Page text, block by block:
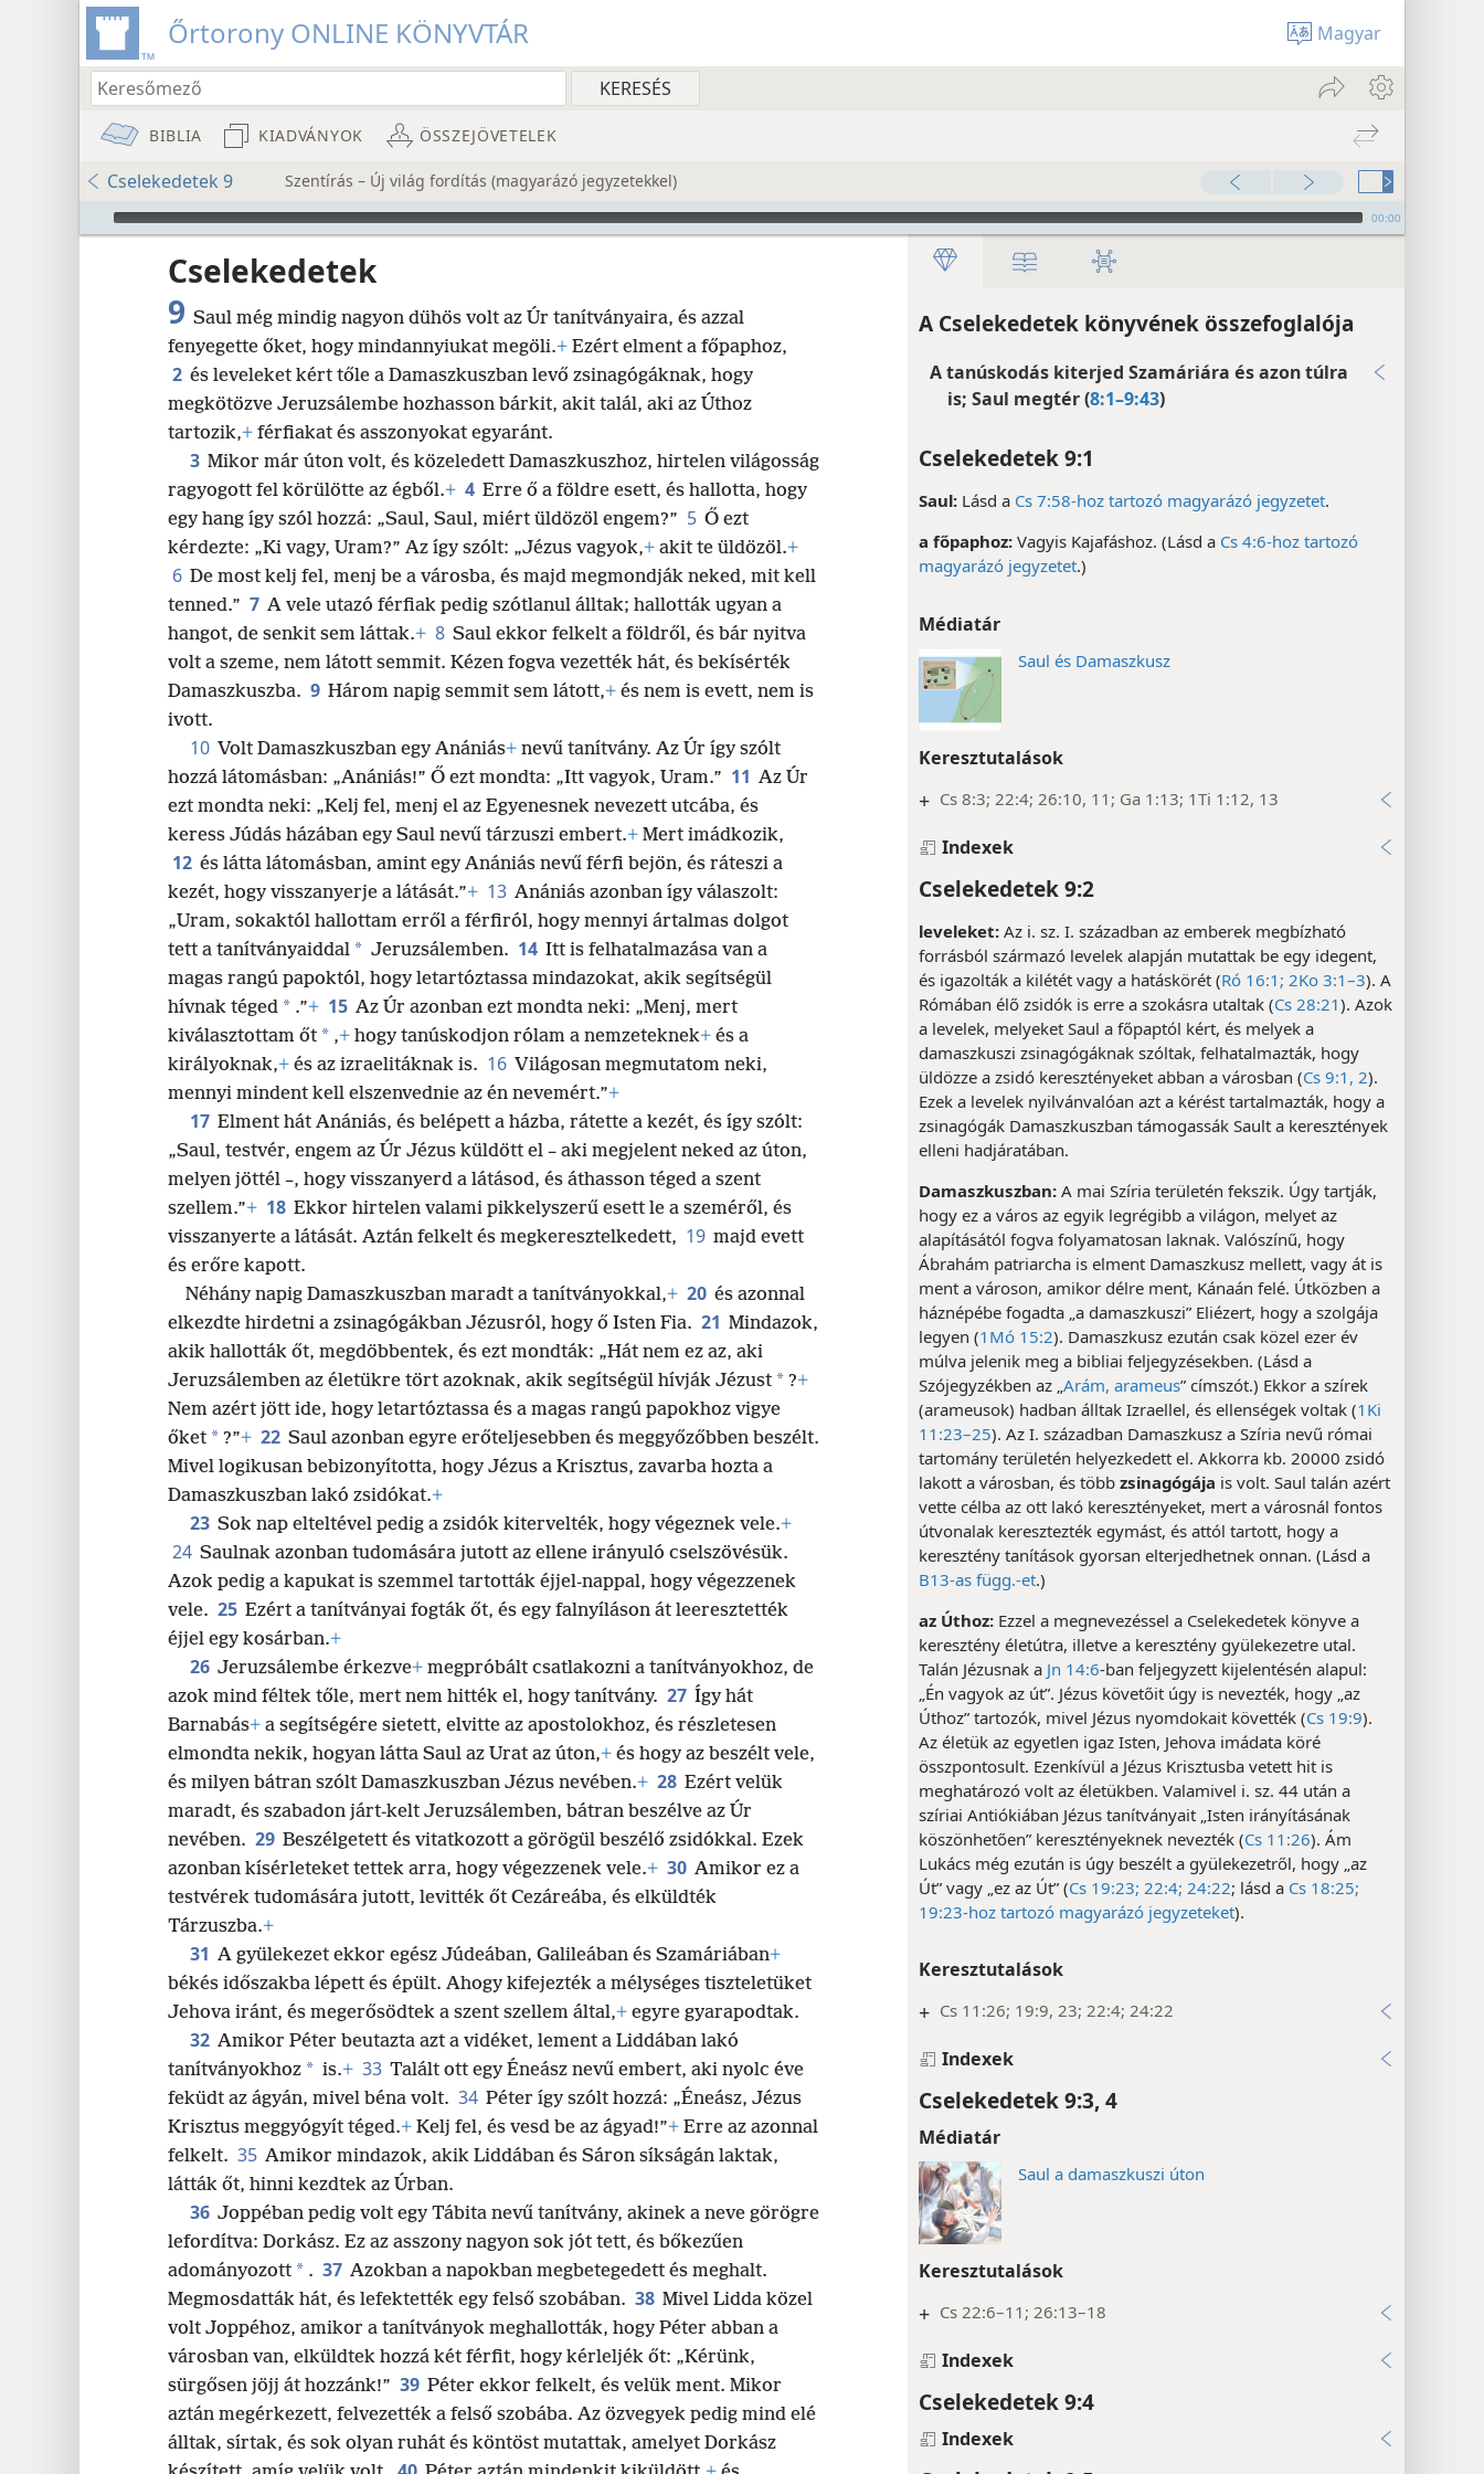
Őrtorony ONLINE KÖNYVTÁR Magyar
BIBLIA KIADVÁNYOK ÖSSZEJÖVETELEK
Cselekedetek 9 Szentírás – Új világ fordítás (magyarázó jegyzetekkel)
Audio Player 00:00
A Cselekedetek könyvének összefoglalója
A tanúskodás kiterjed Szamáriára és azon túlra
is; Saul megtér (8:1–9:43)
Cselekedetek 9:1
Saul: Lásd a Cs 7:58-hoz tartozó magyarázó jegyzetet.
a főpaphoz: Vagyis Kajafáshoz. (Lásd a Cs 4:6-hoz tartozó
magyarázó jegyzetet.)
Médiatár
Saul és Damaszkusz
Keresztutalások
+ Cs 8:3; 22:4; 26:10, 11; Ga 1:13; 1Ti 1:12, 13
Indexek
Cselekedetek 9:2
leveleket: Az i. sz. I. században az emberek megbízható
forrásból származó levelek alapján mutattak be egy idegent,
és igazolták a kilétét vagy a hatáskörét (Ró 16:1; 2Ko 3:1–3). A
Rómában élő zsidók is erre a szokásra utaltak (Cs 28:21). Azok
a levelek, melyeket Saul a főpaptól kért, és melyek a
damaszkuszi zsinagógáknak szóltak, felhatalmazták, hogy
üldözze a zsidó keresztényeket abban a városban (Cs 9:1, 2).
Ezek a levelek nyilvánvalóan azt a kérést tartalmazták, hogy a
zsinagógák Damaszkuszban támogassák Sault a keresztények
elleni hadjáratában.
Damaszkuszban: A mai Szíria területén fekszik. Úgy tartják,
hogy ez a város az egyik legrégibb a világon, melyet az
alapításától fogva folyamatosan laknak. Valószínű, hogy
Ábrahám patriarcha is elment Damaszkusz mellett, vagy át is
ment a városon, amikor délre ment, Kánaán felé. Útközben a
háznépébe fogadta „a damaszkuszi” Eliézert, hogy a szolgája
legyen (1Mó 15:2). Damaszkusz ezután csak közel ezer év
múlva jelenik meg a bibliai feljegyzésekben. (Lásd a
Szójegyzékben az „ Arám, arameus” címszót.) Ekkor a szírek
(arameusok) hadban álltak Izraellel, és ellenségek voltak (1Ki
11:23–25). Az I. században Damaszkusz a Szíria nevű római
tartomány területén helyezkedett el. Akkorra kb. 20000 zsidó
lakott a városban, és több zsinagógája is volt. Saul talán azért
vette célba az ott lakó keresztényeket, mert a városnál fontos
útvonalak keresztezték egymást, és attól tartott, hogy a
keresztény tanítások gyorsan elterjedhetnek onnan. (Lásd a
B13-as függ.-et.)
az Úthoz: Ezzel a megnevezéssel a Cselekedetek könyve a
keresztény életútra, illetve a keresztény gyülekezetre utal.
Talán Jézusnak a Jn 14:6-ban feljegyzett kijelentésén alapul:
„Én vagyok az út”. Jézus követőit úgy is nevezték, hogy „az
Úthoz” tartozók, mivel Jézus nyomdokait követték (Cs 19:9).
Az életük az egyetlen igaz Isten, Jehova imádata köré
összpontosult. Ezenkívül a Jézus Krisztusba vetett hit is
meghatározó volt az életükben. Valamivel i. sz. 44 után a
szíriai Antiókiában Jézus tanítványait „Isten irányításának
köszönhetően” keresztényeknek nevezték (Cs 11:26). Ám
Lukács még ezután is úgy beszélt a gyülekezetről, hogy „az
Út” vagy „ez az Út” (Cs 19:23; 22:4; 24:22; lásd a Cs 18:25;
19:23-hoz tartozó magyarázó jegyzeteket).
Keresztutalások
+ Cs 11:26; 19:9, 23; 22:4; 24:22
Indexek
Cselekedetek 9:3, 4
Médiatár
Saul a damaszkuszi úton
Keresztutalások
+ Cs 22:6–11; 26:13–18
Indexek
Cselekedetek 9:4
Indexek
Cselekedetek
9 Saul még mindig nagyon dühös volt az Úr tanítványaira, és azzal
fenyegette őket, hogy mindannyiukat megöli.+ Ezért elment a főpaphoz,
2 és leveleket kért tőle a Damaszkuszban levő zsinagógáknak, hogy
megkötözve Jeruzsálembe hozhasson bárkit, akit talál, aki az Úthoz
tartozik,+ férfiakat és asszonyokat egyaránt.
3 Mikor már úton volt, és közeledett Damaszkuszhoz, hirtelen világosság
ragyogott fel körülötte az égből.+ 4 Erre ő a földre esett, és hallotta, hogy
egy hang így szól hozzá: „Saul, Saul, miért üldözöl engem?” 5 Ő ezt
kérdezte: „Ki vagy, Uram?” Az így szólt: „Jézus vagyok,+ akit te üldözöl.+
6 De most kelj fel, menj be a városba, és majd megmondják neked, mit kell
tenned.” 7 A vele utazó férfiak pedig szótlanul álltak; hallották ugyan a
hangot, de senkit sem láttak.+ 8 Saul ekkor felkelt a földről, és bár nyitva
volt a szeme, nem látott semmit. Kézen fogva vezették hát, és bekísérték
Damaszkuszba. 9 Három napig semmit sem látott,+ és nem is evett, nem is
ivott.
10 Volt Damaszkuszban egy Anániás+ nevű tanítvány. Az Úr így szólt
hozzá látomásban: „Anániás!” Ő ezt mondta: „Itt vagyok, Uram.” 11 Az Úr
ezt mondta neki: „Kelj fel, menj el az Egyenesnek nevezett utcába, és
keress Júdás házában egy Saul nevű tárzuszi embert.+ Mert imádkozik,
12 és látta látomásban, amint egy Anániás nevű férfi bejön, és ráteszi a
kezét, hogy visszanyerje a látását.”+ 13 Anániás azonban így válaszolt:
„Uram, sokaktól hallottam erről a férfiról, hogy mennyi ártalmas dolgot
tett a tanítványaiddal * Jeruzsálemben. 14 Itt is felhatalmazása van a
magas rangú papoktól, hogy letartóztassa mindazokat, akik segítségül
hívnak téged * .”+ 15 Az Úr azonban ezt mondta neki: „Menj, mert
kiválasztottam őt * ,+ hogy tanúskodjon rólam a nemzeteknek+ és a
királyoknak,+ és az izraelitáknak is. 16 Világosan megmutatom neki,
mennyi mindent kell elszenvednie az én nevemért.”+
17 Elment hát Anániás, és belépett a házba, rátette a kezét, és így szólt:
„Saul, testvér, engem az Úr Jézus küldött el – aki megjelent neked az úton,
melyen jöttél –, hogy visszanyerd a látásod, és áthasson téged a szent
szellem.”+ 18 Ekkor hirtelen valami pikkelyszerű esett le a szeméről, és
visszanyerte a látását. Aztán felkelt és megkeresztelkedett, 19 majd evett
és erőre kapott.
Néhány napig Damaszkuszban maradt a tanítványokkal,+ 20 és azonnal
elkezdte hirdetni a zsinagógákban Jézusról, hogy ő Isten Fia. 21 Mindazok,
akik hallották őt, megdöbbentek, és ezt mondták: „Hát nem ez az, aki
Jeruzsálemben az életükre tört azoknak, akik segítségül hívják Jézust * ?+
Nem azért jött ide, hogy letartóztassa és a magas rangú papokhoz vigye
őket * ?”+ 22 Saul azonban egyre erőteljesebben és meggyőzőbben beszélt.
Mivel logikusan bebizonyította, hogy Jézus a Krisztus, zavarba hozta a
Damaszkuszban lakó zsidókat.+
23 Sok nap elteltével pedig a zsidók kitervelték, hogy végeznek vele.+
24 Saulnak azonban tudomására jutott az ellene irányuló cselszövésük.
Azok pedig a kapukat is szemmel tartották éjjel-nappal, hogy végezzenek
vele. 25 Ezért a tanítványai fogták őt, és egy falnyíláson át leeresztették
éjjel egy kosárban.+
26 Jeruzsálembe érkezve+ megpróbált csatlakozni a tanítványokhoz, de
azok mind féltek tőle, mert nem hitték el, hogy tanítvány. 27 Így hát
Barnabás+ a segítségére sietett, elvitte az apostolokhoz, és részletesen
elmondta nekik, hogyan látta Saul az Urat az úton,+ és hogy az beszélt vele,
és milyen bátran szólt Damaszkuszban Jézus nevében.+ 28 Ezért velük
maradt, és szabadon járt-kelt Jeruzsálemben, bátran beszélve az Úr
nevében. 29 Beszélgetett és vitatkozott a görögül beszélő zsidókkal. Ezek
azonban kísérleteket tettek arra, hogy végezzenek vele.+ 30 Amikor ez a
testvérek tudomására jutott, levitték őt Cezáreába, és elküldték
Tárzuszba.+
31 A gyülekezet ekkor egész Júdeában, Galileában és Szamáriában+
békés időszakba lépett és épült. Ahogy kifejezték a mélységes tiszteletüket
Jehova iránt, és megerősödtek a szent szellem által,+ egyre gyarapodtak.
32 Amikor Péter beutazta azt a vidéket, lement a Liddában lakó
tanítványokhoz * is.+ 33 Talált ott egy Éneász nevű embert, aki nyolc éve
feküdt az ágyán, mivel béna volt. 34 Péter így szólt hozzá: „Éneász, Jézus
Krisztus meggyógyít téged.+ Kelj fel, és vesd be az ágyad!”+ Erre az azonnal
felkelt. 35 Amikor mindazok, akik Liddában és Sáron síkságán laktak,
látták őt, hinni kezdtek az Úrban.
36 Joppéban pedig volt egy Tábita nevű tanítvány, akinek a neve görögre
lefordítva: Dorkász. Ez az asszony nagyon sok jót tett, és bőkezűen
adományozott * . 37 Azokban a napokban megbetegedett és meghalt.
Megmosdatták hát, és lefektették egy felső szobában. 38 Mivel Lidda közel
volt Joppéhoz, amikor a tanítványok meghallották, hogy Péter abban a
városban van, elküldtek hozzá két férfit, hogy kérleljék őt: „Kérünk,
sürgősen jöjj át hozzánk!” 39 Péter ekkor felkelt, és velük ment. Mikor
aztán megérkezett, felvezették a felső szobába. Az özvegyek pedig mind elé
álltak, sírtak, és sok olyan ruhát és köntöst mutattak, amelyet Dorkász